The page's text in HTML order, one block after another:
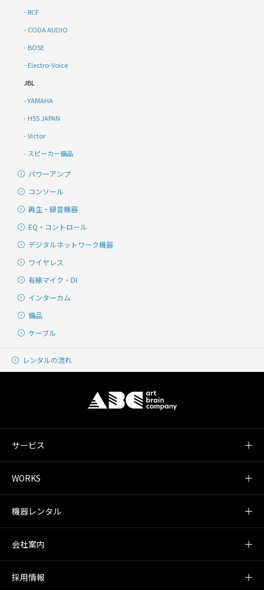
RCF
CODA AUDIO
BOSE
Electro-Voice
JBL
YAMAHA
HSS JAPAN
Victor
スピーカー備品
パワーアンプ
コンソール
再生・録音機器
EQ・コントロール
デジタルネットワーク機器
ワイヤレス
有線マイク・DI
インターカム
備品
ケーブル
レンタルの流れ
サービス
WORKS
機器レンタル
会社案内
採用情報